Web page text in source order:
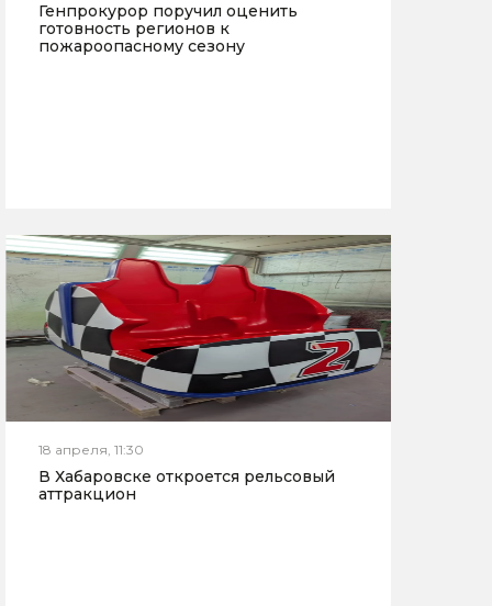
Генпрокурор поручил оценить
готовность регионов к
пожароопасному сезону
18 апреля, 11:30
В Хабаровске откроется рельсовый
аттракцион